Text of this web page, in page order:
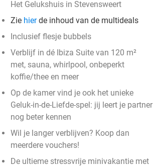
Het Gelukshuis in Stevensweert
Zie hierde inhoud van de multideals
Inclusief flesje bubbels
Verblijf in dé Ibiza Suite van 120 m²
met, sauna, whirlpool, onbeperkt
koffie/thee en meer
Op de kamer vind je ook het unieke
Geluk-in-de-Liefde-spel: jij leert je partner
nog beter kennen
Wil je langer verblijven? Koop dan
meerdere vouchers!
De ultieme stressvrije minivakantie met